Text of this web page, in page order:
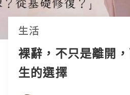
生活
裸辭，不只是離開
生的選擇